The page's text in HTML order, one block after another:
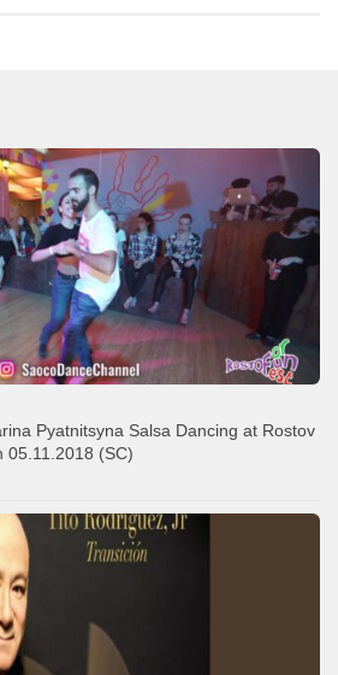
Pyatnitsyna Salsa Dancing at Rostov
05.11.2018 (SC)